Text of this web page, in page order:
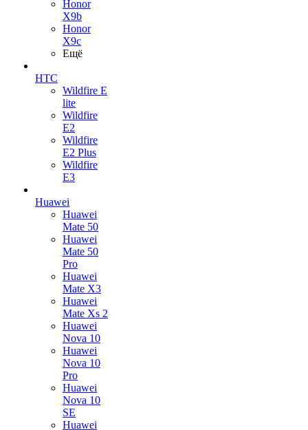
Honor
X9b
Honor
X9c
Ещё
HTC
Wildfire E
lite
Wildfire
E2
Wildfire
E2 Plus
Wildfire
E3
Huawei
Huawei
Mate 50
Huawei
Mate 50
Pro
Huawei
Mate X3
Huawei
Mate Xs 2
Huawei
Nova 10
Huawei
Nova 10
Pro
Huawei
Nova 10
SE
Huawei